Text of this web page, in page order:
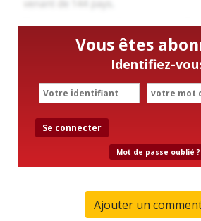
Vous êtes
Identifiez-
Se connecter
Mot de passe oublié ?
Ajouter un